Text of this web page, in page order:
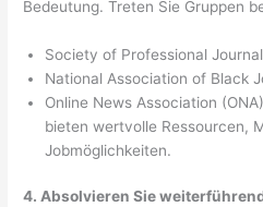
Bedeutung. Treten Sie Gruppen
Society of Professional
National Association of Black
Online News Association
bieten wertvolle Ressourcen,
Jobmöglichkeiten.
4. Absolvieren Sie